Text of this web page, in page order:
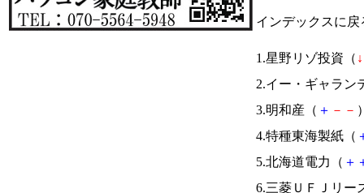
インデックスに戻
1.星野リゾ投資（ ↓
2.イー・ギャラン
3.明和産（ ＋ － －
4.特種東海製紙（
5.北海道電力（ ＋
6.三菱ＵＦＪリー